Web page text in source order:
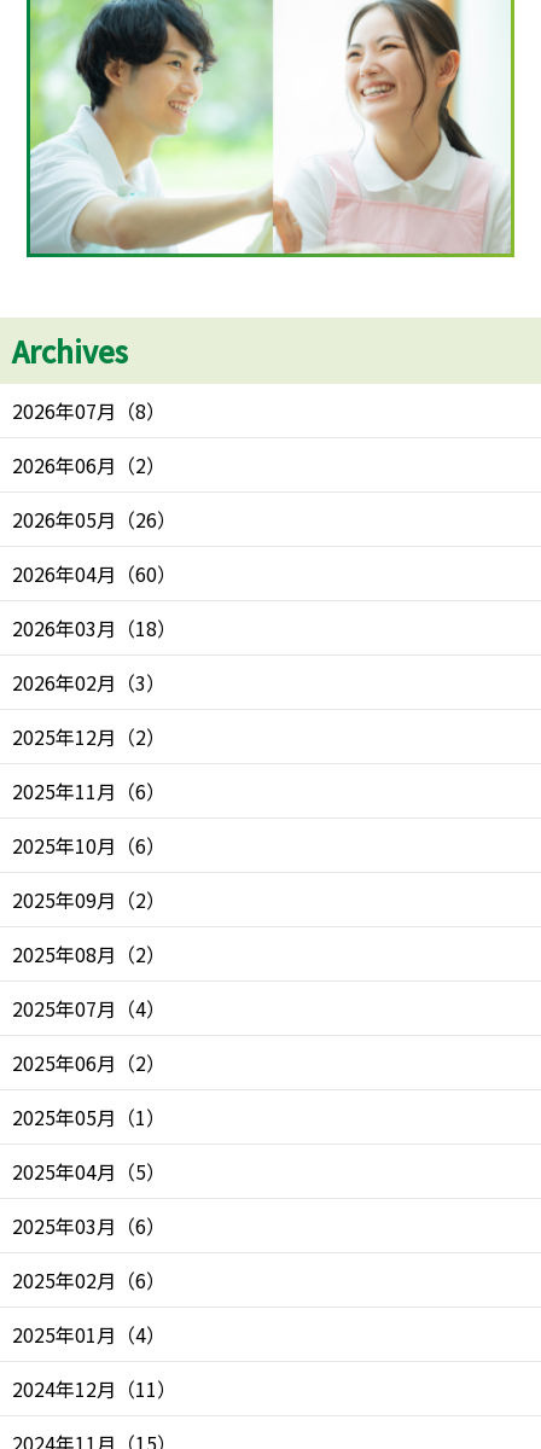
Archives
2026年07月 （8）
2026年06月 （2）
2026年05月 （26）
2026年04月 （60）
2026年03月 （18）
2026年02月 （3）
2025年12月 （2）
2025年11月 （6）
2025年10月 （6）
2025年09月 （2）
2025年08月 （2）
2025年07月 （4）
2025年06月 （2）
2025年05月 （1）
2025年04月 （5）
2025年03月 （6）
2025年02月 （6）
2025年01月 （4）
2024年12月 （11）
2024年11月 （15）